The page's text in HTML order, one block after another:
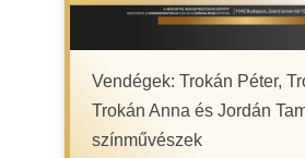
Vendégek: Trokán Péter,
Trokán Anna és Jordán
színművészek